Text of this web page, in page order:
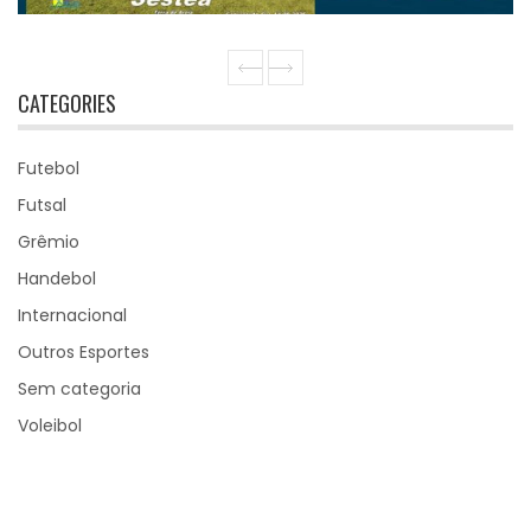
CATEGORIES
Futebol
Futsal
Grêmio
Handebol
Internacional
Outros Esportes
Sem categoria
Voleibol